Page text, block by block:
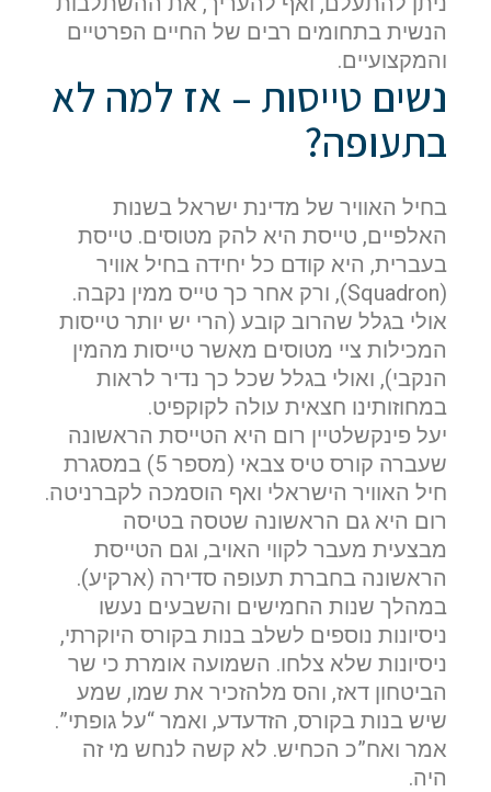
הנשית בתחומים רבים של החיים הפרטיים
והמקצועיים.
נשים טייסות – אז למה לא
בתעופה?
בחיל האוויר של מדינת ישראל בשנות
האלפיים, טייסת היא להק מטוסים. טייסת
בעברית, היא קודם כל יחידה בחיל אוויר
(Squadron), ורק אחר כך טייס ממין נקבה.
אולי בגלל שהרוב קובע (הרי יש יותר טייסות
המכילות ציי מטוסים מאשר טייסות מהמין
הנקבי), ואולי בגלל שכל כך נדיר לראות
במחוזותינו חצאית עולה לקוקפיט.
יעל פינקשלטיין רום היא הטייסת הראשונה
שעברה קורס טיס צבאי (מספר 5) במסגרת
חיל האוויר הישראלי ואף הוסמכה לקברניטה.
רום היא גם הראשונה שטסה בטיסה
מבצעית מעבר לקווי האויב, וגם הטייסת
הראשונה בחברת תעופה סדירה (ארקיע).
במהלך שנות החמישים והשבעים נעשו
ניסיונות נוספים לשלב בנות בקורס היוקרתי,
ניסיונות שלא צלחו. השמועה אומרת כי שר
הביטחון דאז, והס מלהזכיר את שמו, שמע
שיש בנות בקורס, הזדעדע, ואמר “על גופתי”.
אמר ואח”כ הכחיש. לא קשה לנחש מי זה
היה.